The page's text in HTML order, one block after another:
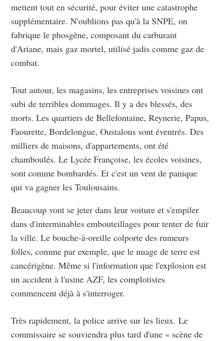
mettent tout en sécurité, pour éviter une catastrophe
supplémentaire. N'oublions pas qu'à la SNPE, on
fabrique le phosgène, composant du carburant
d'Ariane, mais gaz mortel, utilisé jadis comme gaz de
combat.
Tout autour, les magasins, les entreprises voisines ont
subi de terribles dommages. Il y a des blessés, des
morts. Les quartiers de Bellefontaine, Reynerie, Papus,
Faourette, Bordelongue, Oustalous sont éventrés. Des
milliers de maisons, d'appartements, ont été
chamboulés. Le Lycée Françoise, les écoles voisines,
sont comme bombardés. Et c'est un vent de panique
qui va gagner les Toulousains.
Beaucoup vont se jeter dans leur voiture et s'empiler
dans d'interminables embouteillages pour tenter de fuir
la ville. Le bouche-à-oreille colporte des rumeurs
folles, comme par exemple, que le nuage de terre est
cancérigène. Même si l'information que l'explosion est
un accident à l'usine AZF, les complotistes
commencent déjà à s'interroger.
Très rapidement, la police arrive sur les lieux. Le
commissaire se souviendra plus tard d'une « scène de